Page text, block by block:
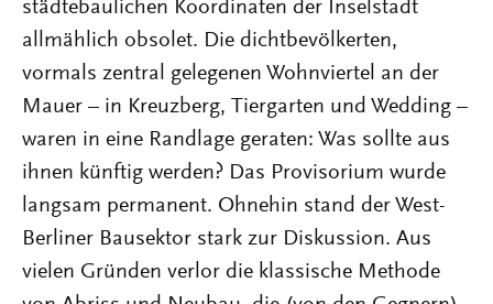
städtebaulichen Koordinaten der Inselstadt
allmählich obsolet. Die dichtbevölkerten,
vormals zentral gelegenen Wohnviertel an der
Mauer – in Kreuzberg, Tiergarten und Wedding –
waren in eine Randlage geraten: Was sollte aus
ihnen künftig werden? Das Provisorium wurde
langsam permanent. Ohnehin stand der West-
Berliner Bausektor stark zur Diskussion. Aus
vielen Gründen verlor die klassische Methode